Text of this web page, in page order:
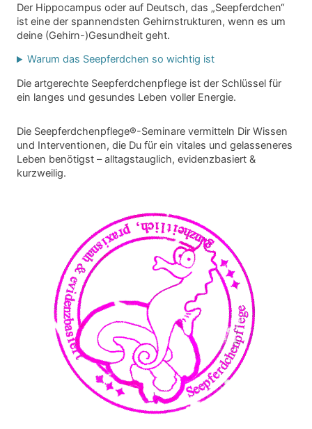
Der Hippocampus oder auf Deutsch, das „Seepferdchen“
ist eine der spannendsten Gehirnstrukturen, wenn es um
deine (Gehirn-)Gesundheit geht.
Warum das Seepferdchen so wichtig ist
Die artgerechte Seepferdchenpflege ist der Schlüssel für
ein langes und gesundes Leben voller Energie.
Die Seepferdchenpflege®-Seminare vermitteln Dir Wissen
und Interventionen, die Du für ein vitales und gelasseneres
Leben benötigst – alltagstauglich, evidenzbasiert &
kurzweilig.